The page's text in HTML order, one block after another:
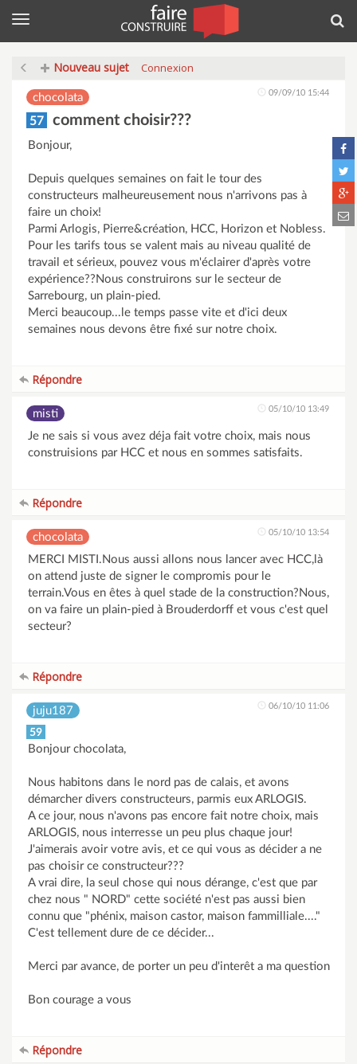
Menu
Nouveau sujet Connexion
chocolata 09/09/10 15:44
57 comment choisir???
Bonjour,
Depuis quelques semaines on fait le tour des
constructeurs malheureusement nous n'arrivons pas à
faire un choix!
Parmi Arlogis, Pierre&création, HCC, Horizon et Nobless.
Pour les tarifs tous se valent mais au niveau qualité de
travail et sérieux, pouvez vous m'éclairer d'après votre
expérience??Nous construirons sur le secteur de
Sarrebourg, un plain-pied.
Merci beaucoup...le temps passe vite et d'ici deux
semaines nous devons être fixé sur notre choix.
Répondre
misti 05/10/10 13:49
Je ne sais si vous avez déja fait votre choix, mais nous
construisions par HCC et nous en sommes satisfaits.
Répondre
chocolata 05/10/10 13:54
MERCI MISTI.Nous aussi allons nous lancer avec HCC,là
on attend juste de signer le compromis pour le
terrain.Vous en êtes à quel stade de la construction?Nous,
on va faire un plain-pied à Brouderdorff et vous c'est quel
secteur?
Répondre
juju187 06/10/10 11:06
59
Bonjour chocolata,
Nous habitons dans le nord pas de calais, et avons
démarcher divers constructeurs, parmis eux ARLOGIS.
A ce jour, nous n'avons pas encore fait notre choix, mais
ARLOGIS, nous interresse un peu plus chaque jour!
J'aimerais avoir votre avis, et ce qui vous as décider a ne
pas choisir ce constructeur???
A vrai dire, la seul chose qui nous dérange, c'est que par
chez nous " NORD" cette société n'est pas aussi bien
connu que "phénix, maison castor, maison fammilliale...."
C'est tellement dure de ce décider...
Merci par avance, de porter un peu d'interêt a ma question
Bon courage a vous
Répondre